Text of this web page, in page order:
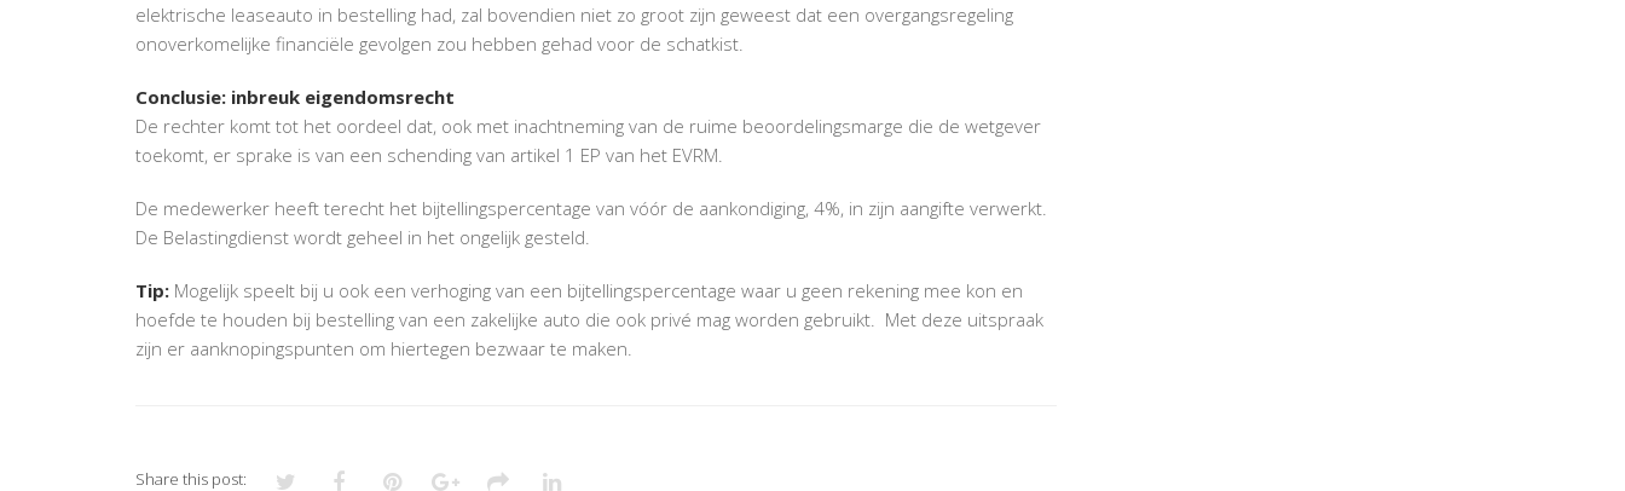
elektrische leaseauto in bestelling had, zal bovendien niet zo groot zijn geweest dat een overgangsregeling
onoverkomelijke financiële gevolgen zou hebben gehad voor de schatkist.
Conclusie: inbreuk eigendomsrecht
De rechter komt tot het oordeel dat, ook met inachtneming van de ruime beoordelingsmarge die de wetgever
toekomt, er sprake is van een schending van artikel 1 EP van het EVRM.
De medewerker heeft terecht het bijtellingspercentage van vóór de aankondiging, 4%, in zijn aangifte verwerkt.
De Belastingdienst wordt geheel in het ongelijk gesteld.
Tip: Mogelijk speelt bij u ook een verhoging van een bijtellingspercentage waar u geen rekening mee kon en
hoefde te houden bij bestelling van een zakelijke auto die ook privé mag worden gebruikt. Met deze uitspraak
zijn er aanknopingspunten om hiertegen bezwaar te maken.
Share this post: